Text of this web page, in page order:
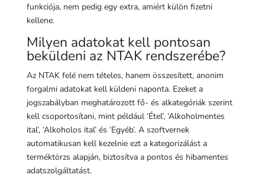
funkciója, nem pedig egy extra, amiért külön fizetni
kellene.
Milyen adatokat kell pontosan
beküldeni az NTAK rendszerébe?
Az NTAK felé nem tételes, hanem összesített, anonim
forgalmi adatokat kell küldeni naponta. Ezeket a
jogszabályban meghatározott fő- és alkategóriák szerint
kell csoportosítani, mint például ‘Étel’, ‘Alkoholmentes
ital’, ‘Alkoholos ital’ és ‘Egyéb’. A szoftvernek
automatikusan kell kezelnie ezt a kategorizálást a
terméktörzs alapján, biztosítva a pontos és hibamentes
adatszolgáltatást.